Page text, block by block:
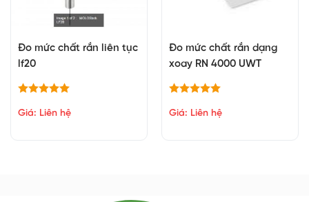
Đo mức chất rắn liên tục
lf20
Giá: Liên hệ
Đo mức chất rắn dạng
xoay RN 4000 UWT
Giá: Liên hệ